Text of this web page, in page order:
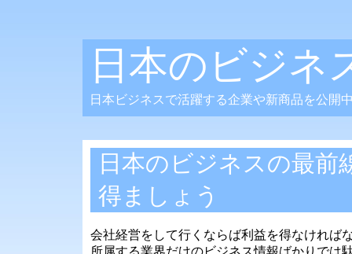
日本のビジネ
日本ビジネスで活躍する企業や新商品を公開
日本のビジネスの最前
得ましょう
会社経営をして行くならば利益を得なければ
所属する業界だけのビジネス情報ばかりでは